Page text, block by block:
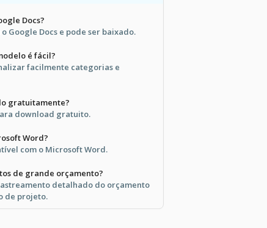
Docs?
Google Docs e pode ser baixado.
é fácil?
facilmente categorias e
gratuitamente?
download gratuito.
Word?
com o Microsoft Word.
de grande orçamento?
detalhado do orçamento
de projeto.